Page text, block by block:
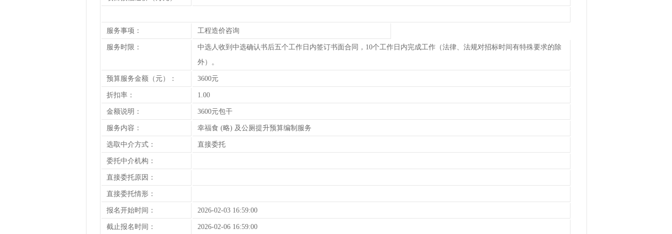
服务事项： 工程造价咨询
服务时限：
中选人收到中选确认书后五个工作日内签订书面合同，10个工作日内完成工作（法律、法规对招标时间有特殊要求的除
外）。
预算服务金额（元）： 3600元
折扣率： 1.00
金额说明： 3600元包干
服务内容： 幸福食 (略) 及公厕提升预算编制服务
选取中介方式： 直接委托
委托中介机构：
直接委托原因：
直接委托情形：
报名开始时间： 2026-02-03 16:59:00
截止报名时间： 2026-02-06 16:59:00